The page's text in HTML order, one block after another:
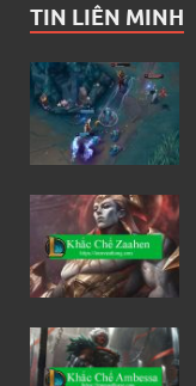
TIN LIÊN MINH